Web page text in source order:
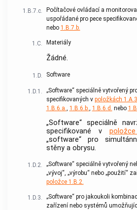
1.B.7.c.
Počítačové ovládací a
uspořádané pro pece
nebo 1.B.7.b.
1.C. Materiály
Žádné.
1.D. Software
1.D.1.
„Software“ speciálně vytvořený
specifikovaných v položkách
1.B.6.a., 1.B.6.b., 1.B.6.d. nebo
„Software“ speciálně
specifikované v
„software“ pro
stěny a obrysu.
1.D.2.
„Software“ speciálně vytvořený
„vývoj“, „výrobu“ nebo „použití“
položce 1.B.2.
1.D.3.
„Software“ pro jakoukoli
zařízení nebo systémů